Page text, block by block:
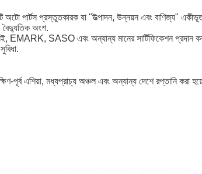
অটো পার্টস প্রস্তুতকারক যা "উত্পাদন, উন্নয়ন এবং বাণিজ্য"
বৈদ্যুতিক অংশ.
SASO এবং অন্যান্য মানের সার্টিফিকেশন প্রদান
পূর্ব এশিয়া, মধ্যপ্রাচ্য অঞ্চল এবং অন্যান্য দেশে রপ্তানি করা